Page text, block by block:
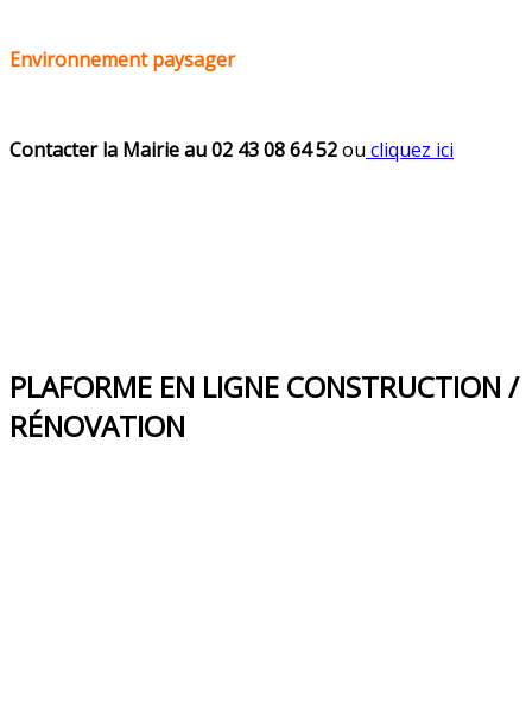
Environnement paysager
Contacter la Mairie au 02 43 08 64 52ou cliquez ici
PLAFORME EN LIGNE CONSTRUCTION /
RÉNOVATION